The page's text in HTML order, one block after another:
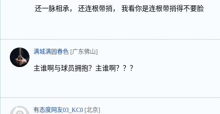
还一脉相承， 还连根带捎， 我看你是连根带捎得不要脸
满城满园春色 [广东佛山]
主谁啊与球员拥抱？主谁啊？？？
有态度网友03_KC0 [北京]